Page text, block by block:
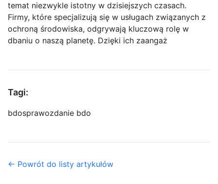
temat niezwykle istotny w dzisiejszych czasach.
Firmy, które specjalizują się w usługach związanych z
ochroną środowiska, odgrywają kluczową rolę w
dbaniu o naszą planetę. Dzięki ich zaangaż
Tagi:
bdosprawozdanie bdo
← Powrót do listy artykułów